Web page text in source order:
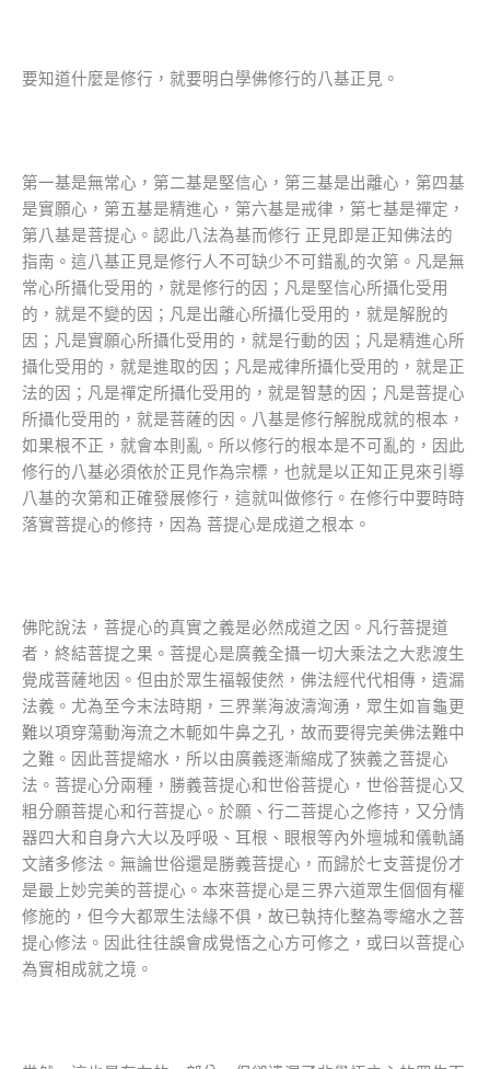
要知道什麼是修行，就要明白學佛修行的八基正見。
第一基是無常心，第二基是堅信心，第三基是出離心，第四基
是實願心，第五基是精進心，第六基是戒律，第七基是禪定，
第八基是菩提心。認此八法為基而修行 正見即是正知佛法的
指南。這八基正見是修行人不可缺少不可錯亂的次第。凡是無
常心所攝化受用的，就是修行的因；凡是堅信心所攝化受用
的，就是不變的因；凡是出離心所攝化受用的，就是解脫的
因；凡是實願心所攝化受用的，就是行動的因；凡是精進心所
攝化受用的，就是進取的因；凡是戒律所攝化受用的，就是正
法的因；凡是禪定所攝化受用的，就是智慧的因；凡是菩提心
所攝化受用的，就是菩薩的因。八基是修行解脫成就的根本，
如果根不正，就會本則亂。所以修行的根本是不可亂的，因此
修行的八基必須依於正見作為宗標，也就是以正知正見來引導
八基的次第和正確發展修行，這就叫做修行。在修行中要時時
落實菩提心的修持，因為 菩提心是成道之根本。
佛陀說法，菩提心的真實之義是必然成道之因。凡行菩提道
者，終結菩提之果。菩提心是廣義全攝一切大乘法之大悲渡生
覺成菩薩地因。但由於眾生福報使然，佛法經代代相傳，遺漏
法義。尤為至今末法時期，三界業海波濤洶湧，眾生如盲龜更
難以項穿蕩動海流之木軛如牛鼻之孔，故而要得完美佛法難中
之難。因此菩提縮水，所以由廣義逐漸縮成了狹義之菩提心
法。菩提心分兩種，勝義菩提心和世俗菩提心，世俗菩提心又
粗分願菩提心和行菩提心。於願、行二菩提心之修持，又分情
器四大和自身六大以及呼吸、耳根、眼根等內外壇城和儀軌誦
文諸多修法。無論世俗還是勝義菩提心，而歸於七支菩提份才
是最上妙完美的菩提心。本來菩提心是三界六道眾生個個有權
修施的，但今大都眾生法緣不俱，故已執持化整為零縮水之菩
提心修法。因此往往誤會成覺悟之心方可修之，或曰以菩提心
為實相成就之境。